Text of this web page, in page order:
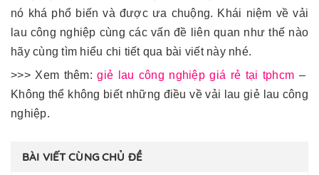
nó khá phổ biến và được ưa chuộng. Khái niệm về vải
lau công nghiệp cùng các vấn đề liên quan như thế nào
hãy cùng tìm hiểu chi tiết qua bài viết này nhé.
>>> Xem thêm:giẻ lau công nghiệp giá rẻ tại tphcm –
Không thể không biết những điều về vải lau giẻ lau công
nghiệp.
BÀI VIẾT CÙNG CHỦ ĐỀ